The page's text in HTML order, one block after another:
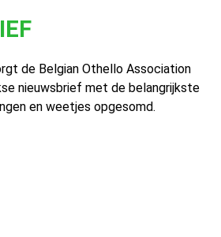
de Belgian Othello Association
nieuwsbrief met de belangrijkste
en weetjes opgesomd.